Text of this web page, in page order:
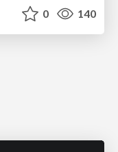
0 140